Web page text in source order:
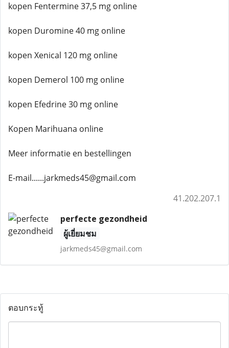
kopen Fentermine 37,5 mg online
kopen Duromine 40 mg online
kopen Xenical 120 mg online
kopen Demerol 100 mg online
kopen Efedrine 30 mg online
Kopen Marihuana online
Meer informatie en bestellingen
E-mail......jarkmeds45@gmail.com
41.202.207.1
perfecte gezondheid
ผู้เยี่ยมชม
jarkmeds45@gmail.com
ตอบกระทู้